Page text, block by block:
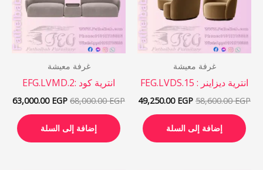
غرفة معيشة
انترية ديزاينر : FEG.LVDS.15
58,600.00EGP
49,250.00 EGP
إضافة إلى السلة
غرفة معيشة
انترية كود :EFG.LVMD.2
68,000.00EGP
63,000.00 EGP
إضافة إلى السلة